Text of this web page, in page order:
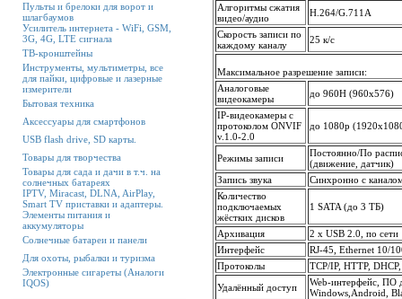
Пульты и брелоки для ворот и
шлагбаумов
Усилитель интернета - WiFi, GSM,
3G, 4G, LTE сигнала
ТВ-кронштейны
Инструменты, мультиметры, все
для пайки, цифровые и лазерные
измерители
Бытовая техника
Аксессуары для смартфонов
USB flash drive, SD карты.
Товары для творчества
Товары для сада и дачи в т.ч. на
солнечных батареях
IPTV, Miracast, DLNA, AirPlay,
Smart TV приставки и адаптеры.
Элементы питания и
аккумуляторы
Солнечные батареи и панели
Для охоты, рыбалки и туризма
Электронные сигареты (Аналоги
IQOS)
Алгоритмы сжатия
видео/аудио
H.264/G.711A
Скорость записи по
каждому каналу
25 к/с
Максимальное разрешение записи:
Аналоговые
видеокамеры
до 960H (960x576)
IP-видеокамеры с
протоколом ONVIF
v.1.0-2.0
до 1080p
Режимы записи
Постоянно/По
(движение, датчик)
Запись звука
Синхронно с
Количество
подключаемых
жёстких дисков
1 SATA (до 3 ТБ)
Архивация
2 x USB 2.0, по сети
Интерфейс
RJ-45, Ethernet 10/
Протоколы
TCP/IP, HTTP,
Удалённый доступ
Web-интерфейс, ПО
Windows,Android,